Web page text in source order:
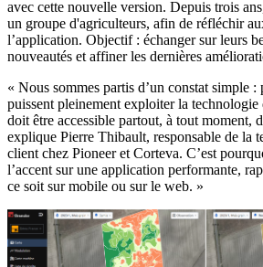
avec cette nouvelle version. Depuis trois
un groupe d'agriculteurs, afin de réfléchir
l’application. Objectif : échanger sur leurs
nouveautés et affiner les dernières
« Nous sommes partis d’un constat simple
puissent pleinement exploiter la
doit être accessible partout, à tout moment,
explique Pierre Thibault, responsable de la
client chez Pioneer et Corteva. C’est
l’accent sur une application performante,
ce soit sur mobile ou sur le web. »